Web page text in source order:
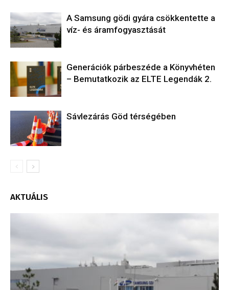
A Samsung gödi gyára csökkentette a
víz- és áramfogyasztását
Generációk párbeszéde a Könyvhéten
– Bemutatkozik az ELTE Legendák 2.
Sávlezárás Göd térségében
AKTUÁLIS